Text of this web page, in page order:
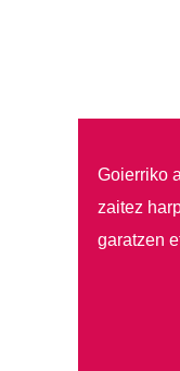
Goierriko
zaitez
garatzen